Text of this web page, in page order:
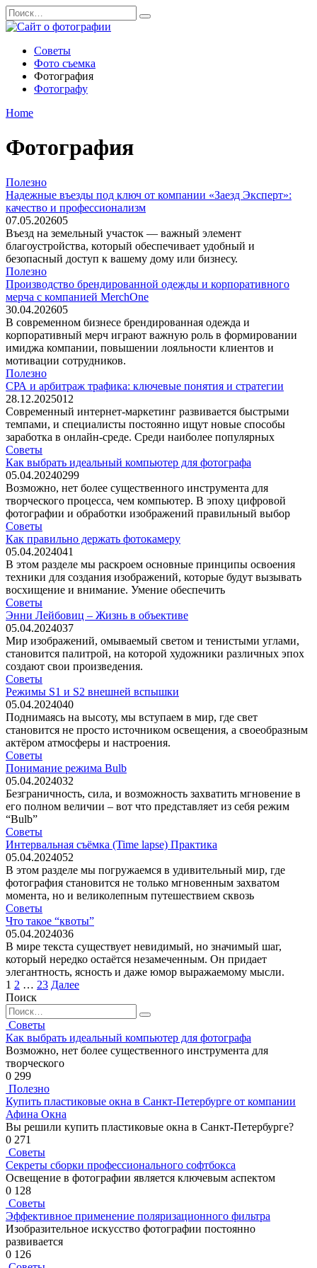
Перейти
к
содержанию
Search
for:
Советы
Фото съемка
Фотография
Фотографу
Home
Фотография
Полезно
Надежные въезды под ключ от компании «Заезд Эксперт»:
качество и профессионализм
07.05.202605
Въезд на земельный участок — важный элемент
благоустройства, который обеспечивает удобный и
безопасный доступ к вашему дому или бизнесу.
Полезно
Производство брендированной одежды и корпоративного
мерча с компанией MerchOne
30.04.202605
В современном бизнесе брендированная одежда и
корпоративный мерч играют важную роль в формировании
имиджа компании, повышении лояльности клиентов и
мотивации сотрудников.
Полезно
СРА и арбитраж трафика: ключевые понятия и стратегии
28.12.2025012
Современный интернет-маркетинг развивается быстрыми
темпами, и специалисты постоянно ищут новые способы
заработка в онлайн-среде. Среди наиболее популярных
Советы
Как выбрать идеальный компьютер для фотографа
05.04.20240299
Возможно, нет более существенного инструмента для
творческого процесса, чем компьютер. В эпоху цифровой
фотографии и обработки изображений правильный выбор
Советы
Как правильно держать фотокамеру
05.04.2024041
В этом разделе мы раскроем основные принципы освоения
техники для создания изображений, которые будут вызывать
восхищение и внимание. Умение обеспечить
Советы
Энни Лейбовиц – Жизнь в объективе
05.04.2024037
Мир изображений, омываемый светом и тенистыми углами,
становится палитрой, на которой художники различных эпох
создают свои произведения.
Советы
Режимы S1 и S2 внешней вспышки
05.04.2024040
Поднимаясь на высоту, мы вступаем в мир, где свет
становится не просто источником освещения, а своеобразным
актёром атмосферы и настроения.
Советы
Понимание режима Bulb
05.04.2024032
Безграничность, сила, и возможность захватить мгновение в
его полном величии – вот что представляет из себя режим
“Bulb”
Советы
Интервальная съёмка (Time lapse) Практика
05.04.2024052
В этом разделе мы погружаемся в удивительный мир, где
фотография становится не только мгновенным захватом
момента, но и великолепным путешествием сквозь
Советы
Что такое “квоты”
05.04.2024036
В мире текста существует невидимый, но значимый шаг,
который нередко остаётся незамеченным. Он придает
элегантность, ясность и даже юмор выражаемому мысли.
Пагинация
записей
1 2 … 23 Далее
Поиск
Search
for:
Советы
Как выбрать идеальный компьютер для фотографа
Возможно, нет более существенного инструмента для
творческого
0 299
Полезно
Купить пластиковые окна в Санкт-Петербурге от компании
Афина Окна
Вы решили купить пластиковые окна в Санкт-Петербурге?
0 271
Советы
Секреты сборки профессионального софтбокса
Освещение в фотографии является ключевым аспектом
0 128
Советы
Эффективное применение поляризационного фильтра
Изобразительное искусство фотографии постоянно
развивается
0 126